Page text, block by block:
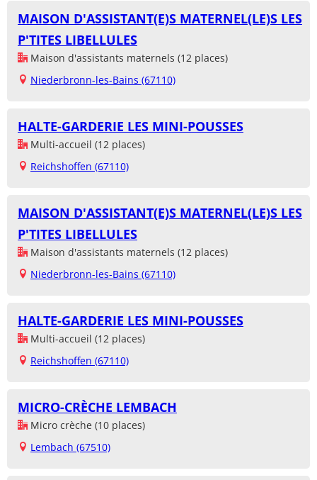
MAISON D'ASSISTANT(E)S MATERNEL(LE)S LES
P'TITES LIBELLULES
Maison d'assistants maternels (12 places)
Niederbronn-les-Bains (67110)
HALTE-GARDERIE LES MINI-POUSSES
Multi-accueil (12 places)
Reichshoffen (67110)
MAISON D'ASSISTANT(E)S MATERNEL(LE)S LES
P'TITES LIBELLULES
Maison d'assistants maternels (12 places)
Niederbronn-les-Bains (67110)
HALTE-GARDERIE LES MINI-POUSSES
Multi-accueil (12 places)
Reichshoffen (67110)
MICRO-CRÈCHE LEMBACH
Micro crèche (10 places)
Lembach (67510)